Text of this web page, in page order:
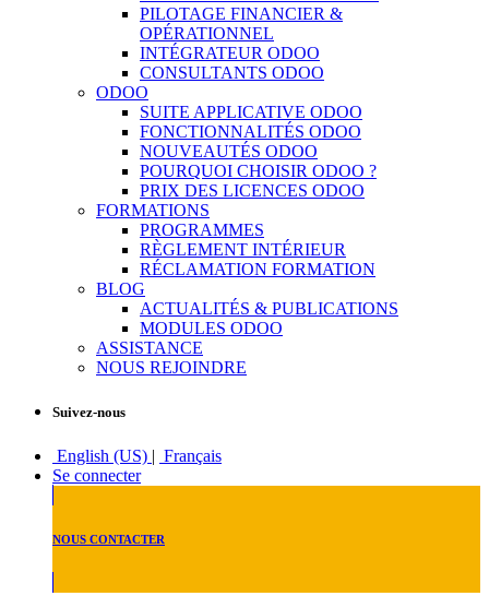
PILOTAGE FINANCIER &
OPÉRATIONNEL
INTÉGRATEUR ODOO
CONSULTANTS ODOO
ODOO
SUITE APPLICATIVE ODOO
FONCTIONNALITÉS ODOO
NOUVEAUTÉS ODOO
POURQUOI CHOISIR ODOO ?
PRIX DES LICENCES ODOO
FORMATIONS
PROGRAMMES
RÈGLEMENT INTÉRIEUR
RÉCLAMATION FORMATION
BLOG
ACTUALITÉS & PUBLICATIONS
MODULES ODOO
ASSISTANCE
NOUS REJOINDRE
Suivez-nous
English (US) | Français
Se connecter
NOUS CONTACTER